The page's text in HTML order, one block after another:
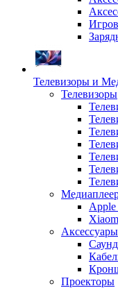
Телевизоры и
Телевизоры
Аксессуары
Проекторы